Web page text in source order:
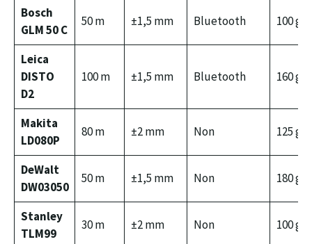
Bosch
GLM 50 C
50 m ±1,5 mm Bluetooth 100 g
Leica
DISTO
D2
100 m ±1,5 mm Bluetooth 160 g
Makita
LD080P
80 m ±2 mm Non 125 g
DeWalt
DW03050
50 m ±1,5 mm Non 180 g
Stanley
TLM99
30 m ±2 mm Non 100 g